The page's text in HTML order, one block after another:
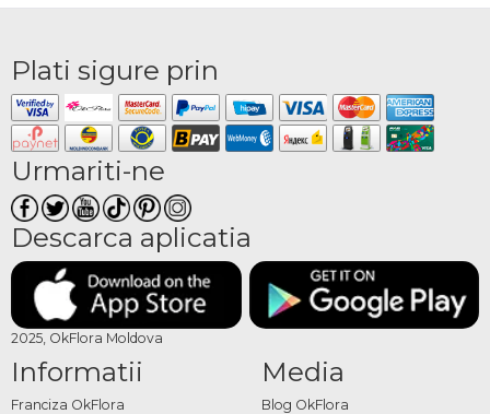
Plati sigure prin
Urmariti-ne
Descarca aplicatia
2025, OkFlora Moldova
Informatii
Franciza OkFlora
Media
Blog OkFlora